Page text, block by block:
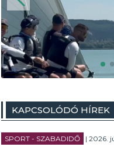
KAPCSOLÓDÓ HÍREK
SPORT - SZABADIDŐ | 2026.